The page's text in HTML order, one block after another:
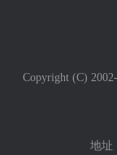
Copyright (C)
地址